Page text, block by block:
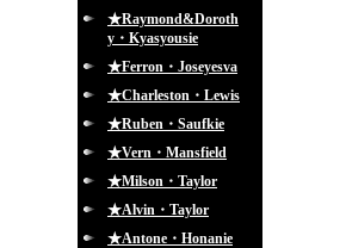
★Raymond&Doroth
y・Kyasyousie
★Ferron・Joseyesva
★Charleston・Lewis
★Ruben・Saufkie
★Vern・Mansfield
★Milson・Taylor
★Alvin・Taylor
★Antone・Honanie